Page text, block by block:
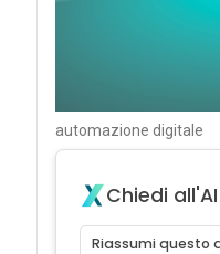
automazione digitale
Chiedi all'AI
Riassumi questo